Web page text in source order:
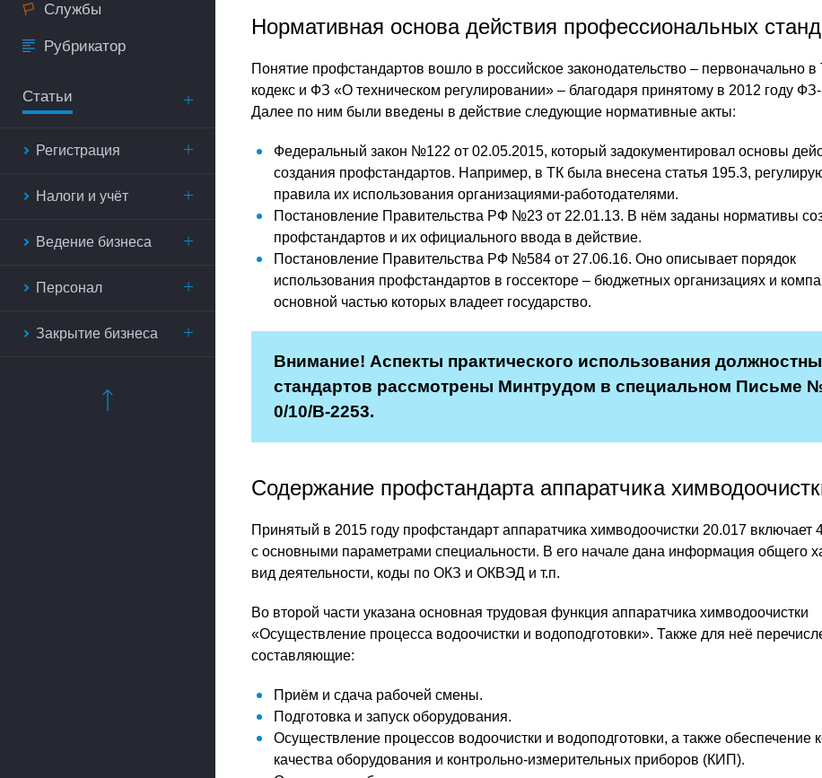
Службы
Рубрикатор
Статьи
Регистрация
Налоги и учёт
Ведение бизнеса
Персонал
Закрытие бизнеса
Нормативная основа действия профессиональных
Понятие профстандартов вошло в российское законодательство – первоначально в
кодекс и ФЗ «О техническом регулировании» – благодаря принятому в 2012 году
Далее по ним были введены в действие следующие нормативные акты:
Федеральный закон №122 от 02.05.2015, который задокументировал основы
создания профстандартов. Например, в ТК была внесена статья 195.3,
правила их использования организациями-работодателями.
Постановление Правительства РФ №23 от 22.01.13. В нём заданы нормативы
профстандартов и их официального ввода в действие.
Постановление Правительства РФ №584 от 27.06.16. Оно описывает порядок
использования профстандартов в госсекторе – бюджетных организациях и
основной частью которых владеет государство.
Внимание! Аспекты практического использования
стандартов рассмотрены Минтрудом в специальном Письме
0/10/В-2253.
Содержание профстандарта аппаратчика
Принятый в 2015 году профстандарт аппаратчика химводоочистки 20.017 включает
с основными параметрами специальности. В его начале дана информация общего
вид деятельности, коды по ОКЗ и ОКВЭД и т.п.
Во второй части указана основная трудовая функция аппаратчика химводоочистки
«Осуществление процесса водоочистки и водоподготовки». Также для неё
составляющие:
Приём и сдача рабочей смены.
Подготовка и запуск оборудования.
Осуществление процессов водоочистки и водоподготовки, а также обеспечение
качества оборудования и контрольно-измерительных приборов (КИП).